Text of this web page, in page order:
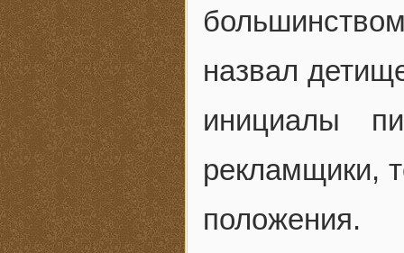
назвал
инициалы
рекламщики,
положения.